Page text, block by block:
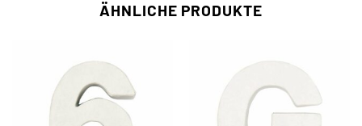
ÄHNLICHE PRODUKTE